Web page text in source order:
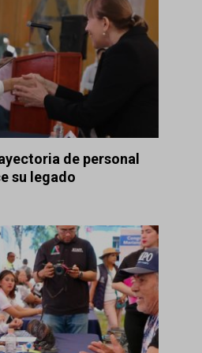
de personal
su legado